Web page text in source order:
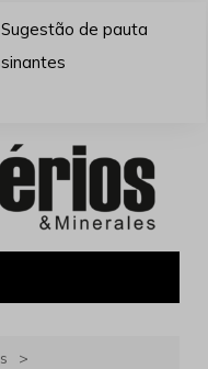
Sugestão de pauta